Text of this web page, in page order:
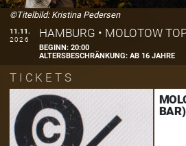
©Titelbild: Kristina Pedersen
11.11.
2026
HAMBURG • MOLOTOW
BEGINN:20:00
ALTERSBESCHRÄNKUNG:AB 16 JAHRE
TICKETS
BAR)